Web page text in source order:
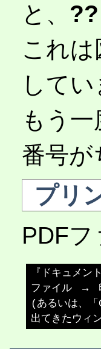
と、 ??
これ
してい
もう一
番号が
プリ
PDF
『ドキュメン
ファイル　→　
(あるいは、